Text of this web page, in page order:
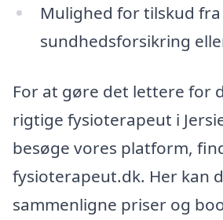
Mulighed for tilskud fra
sundhedsforsikring
For at gøre det lettere for
rigtige fysioterapeut i
besøge vores platform,
fysioterapeut.dk. Her kan
sammenligne priser og